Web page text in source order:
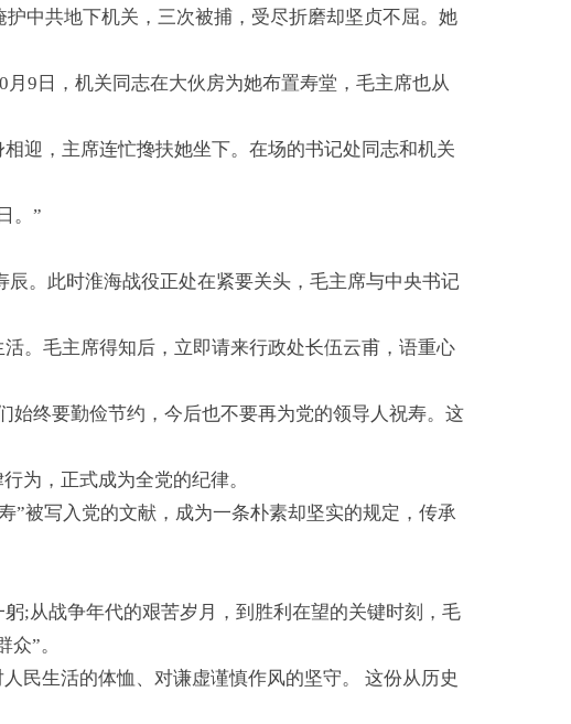
中共地下机关，三次被捕，受尽折磨却坚贞不屈。她
9日，机关同志在大伙房为她布置寿堂，毛主席也从
迎，主席连忙搀扶她坐下。在场的书记处同志和机关
。”
。此时淮海战役正处在紧要关头，毛主席与中央书记
。毛主席得知后，立即请来行政处长伍云甫，语重心
始终要勤俭节约，今后也不要再为党的领导人祝寿。这
为，正式成为全党的纪律。
”被写入党的文献，成为一条朴素却坚实的规定，传承
;从战争年代的艰苦岁月，到胜利在望的关键时刻，毛
”。
民生活的体恤、对谦虚谨慎作风的坚守。 这份从历史